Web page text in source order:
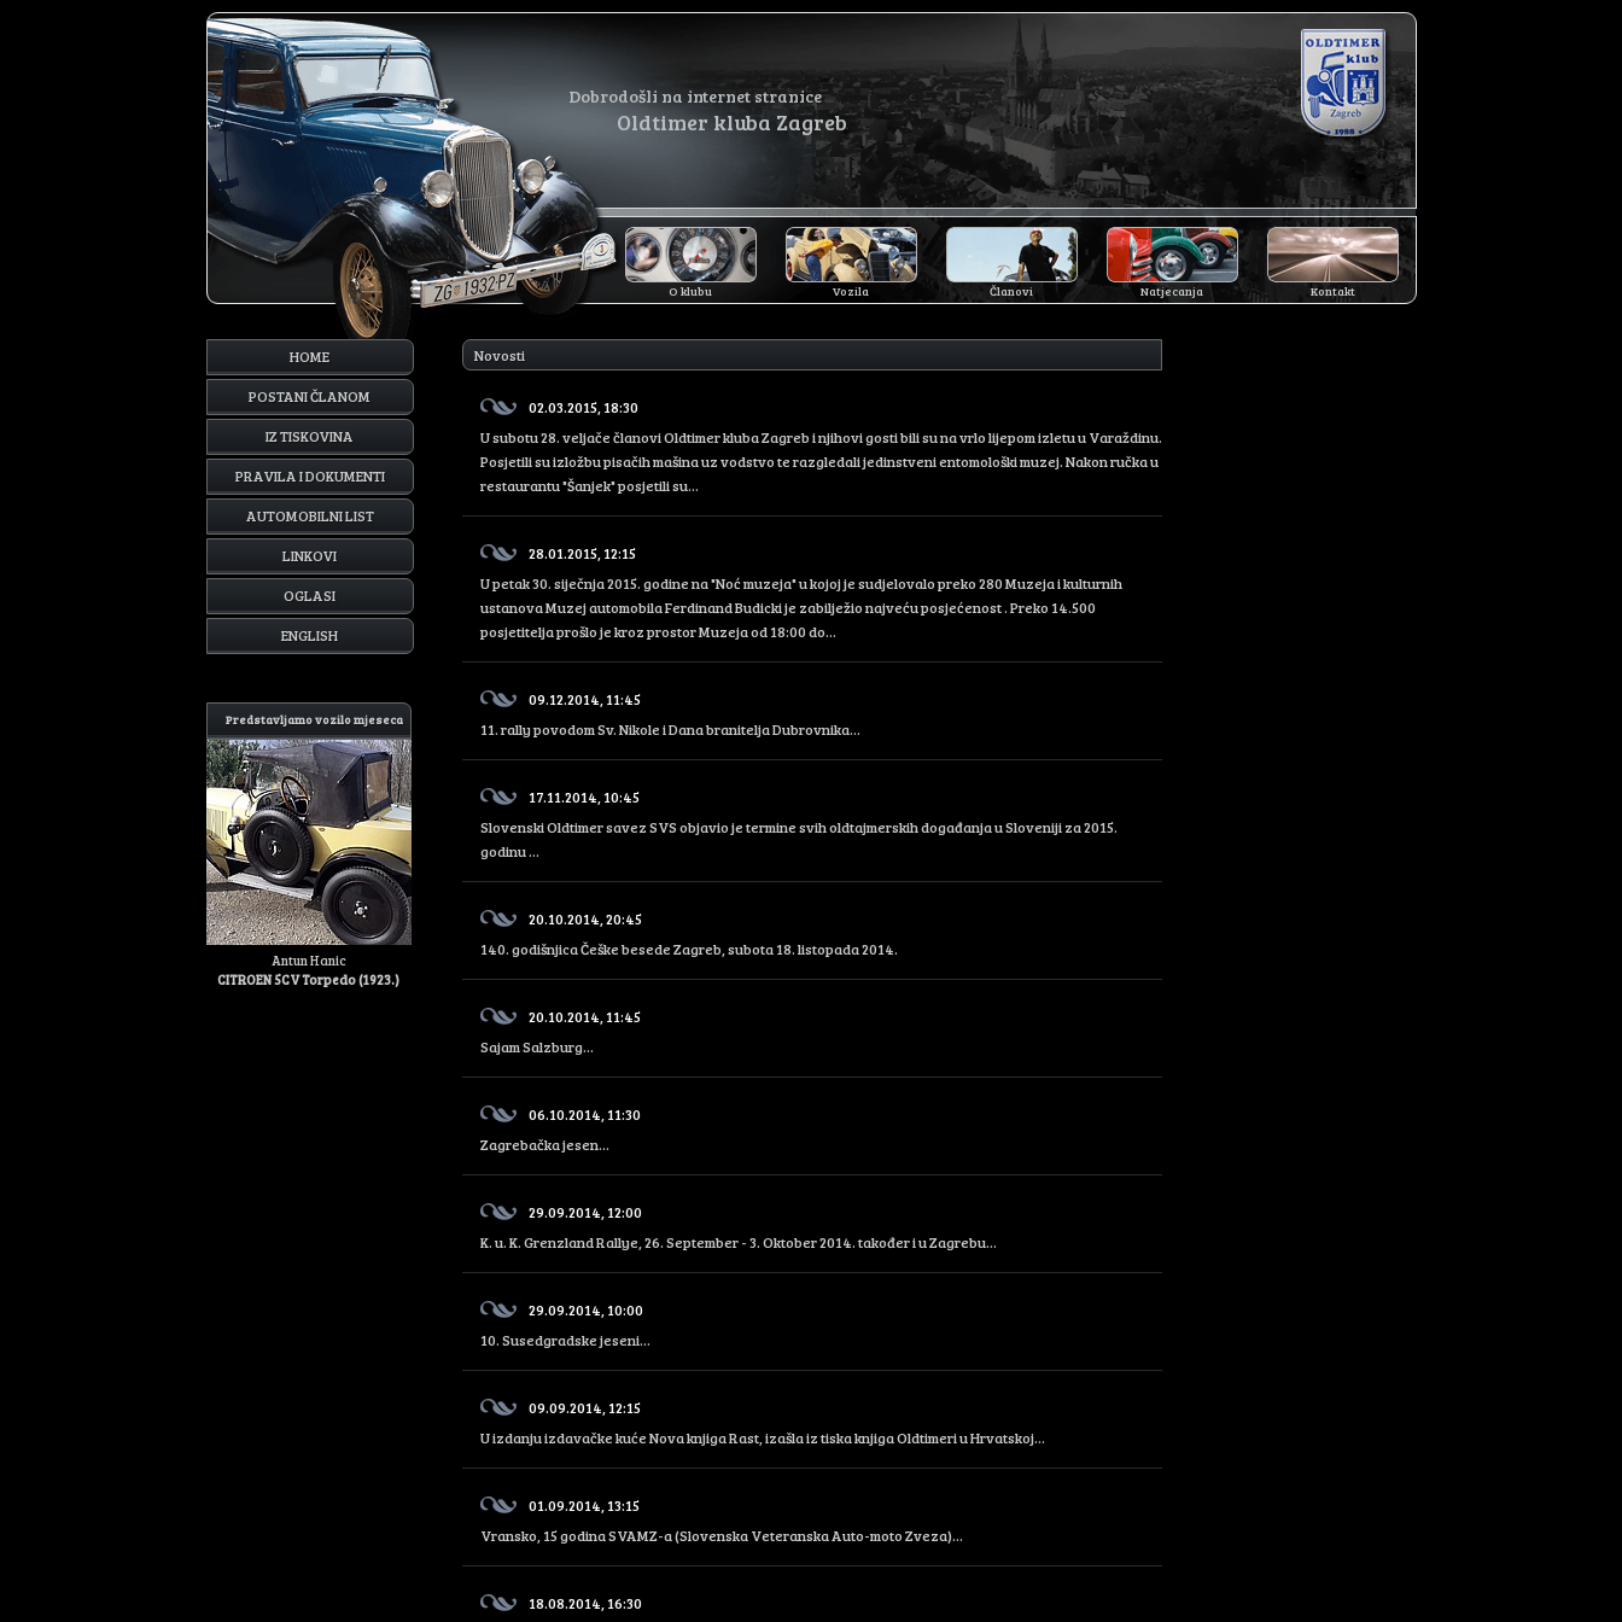
Dobrodošli na internet stranice
Oldtimer kluba Zagreb
O klubu Vozila Članovi Natjecanja Kontakt
HOME
POSTANI ČLANOM
IZ TISKOVINA
PRAVILA I DOKUMENTI
AUTOMOBILNI LIST
LINKOVI
OGLASI
ENGLISH
Predstavljamo vozilo mjeseca
Antun Hanic
CITROEN 5CV Torpedo (1923.)
Novosti
02.03.2015, 18:30
U subotu 28. veljače članovi Oldtimer kluba Zagreb i njihovi gosti bili su na vrlo lijepom izletu u Varaždinu.
Posjetili su izložbu pisačih mašina uz vodstvo te razgledali jedinstveni entomološki muzej. Nakon ručka u
restaurantu "Šanjek" posjetili su...
28.01.2015, 12:15
U petak 30. siječnja 2015. godine na "Noć muzeja" u kojoj je sudjelovalo preko 280 Muzeja i kulturnih
ustanova Muzej automobila Ferdinand Budicki je zabilježio najveću posjećenost . Preko 14.500
posjetitelja prošlo je kroz prostor Muzeja od 18:00 do...
09.12.2014, 11:45
11. rally povodom Sv. Nikole i Dana branitelja Dubrovnika...
17.11.2014, 10:45
Slovenski Oldtimer savez SVS objavio je termine svih oldtajmerskih događanja u Sloveniji za 2015.
godinu ...
20.10.2014, 20:45
140. godišnjica Češke besede Zagreb, subota 18. listopada 2014.
20.10.2014, 11:45
Sajam Salzburg...
06.10.2014, 11:30
Zagrebačka jesen...
29.09.2014, 12:00
K. u. K. Grenzland Rallye, 26. September - 3. Oktober 2014. također i u Zagrebu...
29.09.2014, 10:00
10. Susedgradske jeseni...
09.09.2014, 12:15
U izdanju izdavačke kuće Nova knjiga Rast, izašla iz tiska knjiga Oldtimeri u Hrvatskoj...
01.09.2014, 13:15
Vransko, 15 godina SVAMZ-a (Slovenska Veteranska Auto-moto Zveza)...
18.08.2014, 16:30